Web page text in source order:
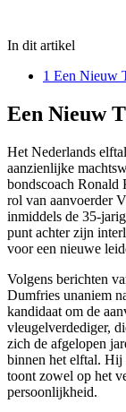
In dit artikel
1 Een Nieuw
Een Nieuw
Het Nederlands
aanzienlijke
bondscoach Ronald
rol van aanvoerder
inmiddels de 35-
punt achter zijn
voor een nieuwe
Volgens berichten
Dumfries unaniem
kandidaat om de
vleugelverdediger,
zich de afgelopen
binnen het elftal. Hij
toont zowel op het
persoonlijkheid.